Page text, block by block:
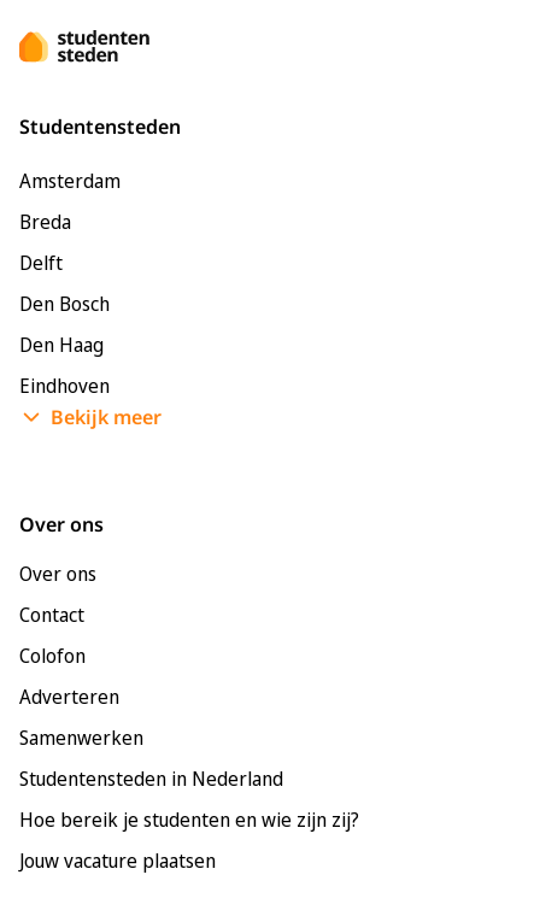
Studentensteden
Amsterdam
Breda
Delft
Den Bosch
Den Haag
Eindhoven
Enschede
Bekijk meer
Over ons
Over ons
Contact
Colofon
Adverteren
Samenwerken
Studentensteden in Nederland
Hoe bereik je studenten en wie zijn zij?
Jouw vacature plaatsen